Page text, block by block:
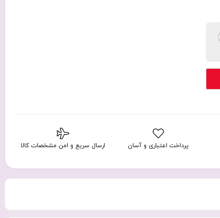
پرداخت اعتباری و آسان ارسال سریع و امن مشخصات کالا